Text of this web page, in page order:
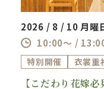
2026 / 8 / 10 月曜
10:00～ /
特別開催 衣裳重
【こだわり花嫁